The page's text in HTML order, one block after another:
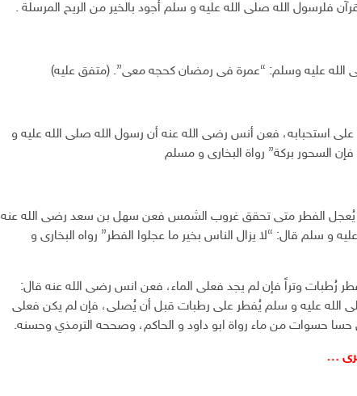
فلرسول الله صلى الله عليه و سلم أجود بالخير من الريح المرسلة .
الله عليه وسلم: “عمرة فى رمضان كحجه معى”. (متفق عليه)
استحبابه، فعن أنس رضى الله عنه أن رسول الله صلى الله عليه و
السحور بركة” رواة البخارى و مسلم
يُعجل الفطر متى تحقق غروب الشمس فعن سهل بن سعد رضى الله عنه
و سلم قال: “لا يزال الناس بخير ما عجلوا الفطر” رواه البخارى و
رُطبات وتراً فإن لم يجد فعلى الماء، فعن انس رضى الله عنه قال:
الله عليه و سلم يُفطر على رطبات قبل أن يُصلى، فإن لم يكن فعلى
حسا حسوات من ماء رواة ابو داود و الحاكم، وصححه الترمذي وحسنه.
…